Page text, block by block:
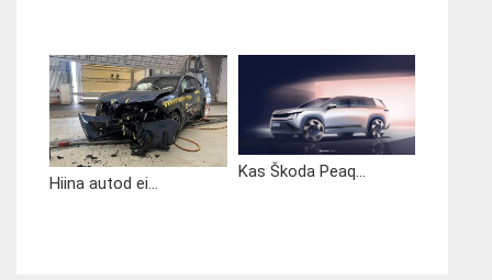
Hiina autod ei...
Kas Škoda Peaq...